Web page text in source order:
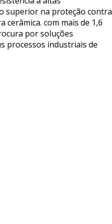
superior na proteção contra
com mais de 1,6
por soluções
processos industriais de